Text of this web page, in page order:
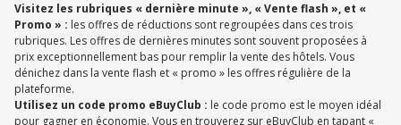
Visitez les rubriques « dernière minute », « Vente flash », et «
Promo » : les offres de réductions sont regroupées dans ces trois
rubriques. Les offres de dernières minutes sont souvent proposées à
prix exceptionnellement bas pour remplir la vente des hôtels. Vous
dénichez dans la vente flash et « promo » les offres régulière de la
plateforme.
Utilisez un code promo eBuyClub : le code promo est le moyen idéal
pour gagner en économie. Vous en trouverez sur eBuyClub en tapant «